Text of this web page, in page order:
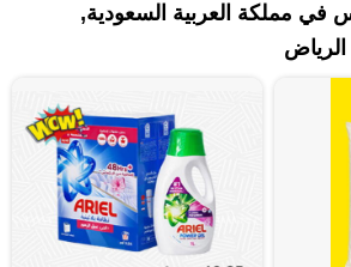
مملكة العربية السعودية,